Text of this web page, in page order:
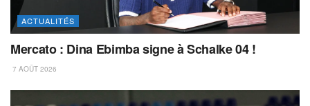
ACTUALITÉS
Mercato : Dina Ebimba signe à Schalke 04 !
7 AOÛT 2026